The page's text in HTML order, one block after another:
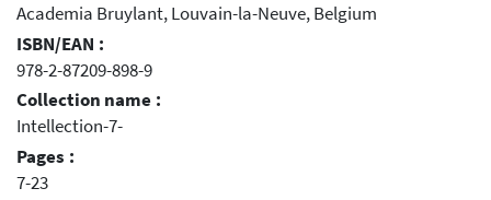
Academia Bruylant, Louvain-la-Neuve, Belgium
ISBN/EAN :
978-2-87209-898-9
Collection name :
Intellection-7-
Pages :
7-23